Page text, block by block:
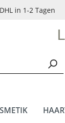
in 1-2 Tagen